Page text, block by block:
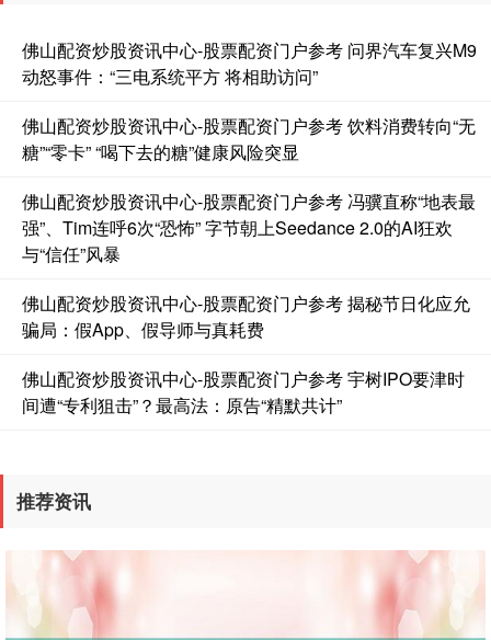
佛山配资炒股资讯中心-股票配资门户参考 问界汽车复兴M9
动怒事件：“三电系统平方 将相助访问”
佛山配资炒股资讯中心-股票配资门户参考 饮料消费转向“无
糖”“零卡” “喝下去的糖”健康风险突显
佛山配资炒股资讯中心-股票配资门户参考 冯骥直称“地表最
强”、Tim连呼6次“恐怖” 字节朝上Seedance 2.0的AI狂欢
与“信任”风暴
佛山配资炒股资讯中心-股票配资门户参考 揭秘节日化应允
骗局：假App、假导师与真耗费
佛山配资炒股资讯中心-股票配资门户参考 宇树IPO要津时
间遭“专利狙击”？最高法：原告“精默共计”
推荐资讯